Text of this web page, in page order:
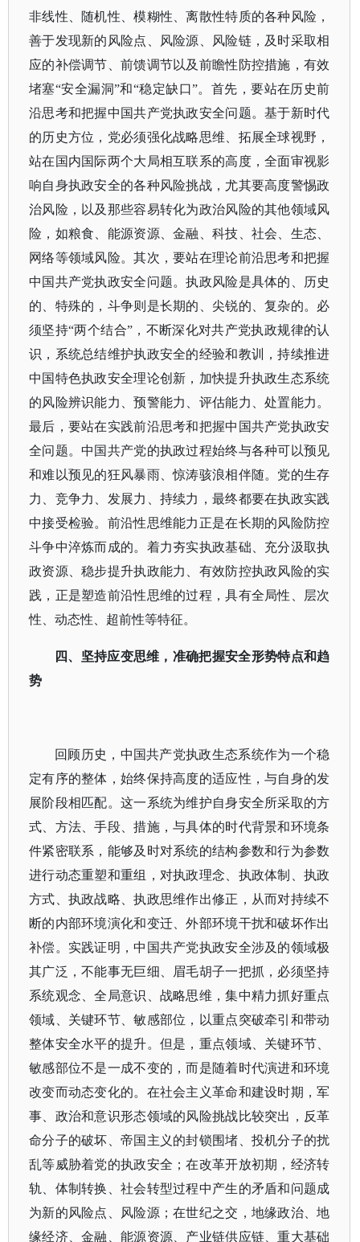
非线性、随机性、模糊性、离散性特质的各种风险，
善于发现新的风险点、风险源、风险链，及时采取相
应的补偿调节、前馈调节以及前瞻性防控措施，有效
堵塞“安全漏洞”和“稳定缺口”。首先，要站在历史前
沿思考和把握中国共产党执政安全问题。基于新时代
的历史方位，党必须强化战略思维、拓展全球视野，
站在国内国际两个大局相互联系的高度，全面审视影
响自身执政安全的各种风险挑战，尤其要高度警惕政
治风险，以及那些容易转化为政治风险的其他领域风
险，如粮食、能源资源、金融、科技、社会、生态、
网络等领域风险。其次，要站在理论前沿思考和把握
中国共产党执政安全问题。执政风险是具体的、历史
的、特殊的，斗争则是长期的、尖锐的、复杂的。必
须坚持“两个结合”，不断深化对共产党执政规律的认
识，系统总结维护执政安全的经验和教训，持续推进
中国特色执政安全理论创新，加快提升执政生态系统
的风险辨识能力、预警能力、评估能力、处置能力。
最后，要站在实践前沿思考和把握中国共产党执政安
全问题。中国共产党的执政过程始终与各种可以预见
和难以预见的狂风暴雨、惊涛骇浪相伴随。党的生存
力、竞争力、发展力、持续力，最终都要在执政实践
中接受检验。前沿性思维能力正是在长期的风险防控
斗争中淬炼而成的。着力夯实执政基础、充分汲取执
政资源、稳步提升执政能力、有效防控执政风险的实
践，正是塑造前沿性思维的过程，具有全局性、层次
性、动态性、超前性等特征。
四、坚持应变思维，准确把握安全形势特点和趋
势
回顾历史，中国共产党执政生态系统作为一个稳
定有序的整体，始终保持高度的适应性，与自身的发
展阶段相匹配。这一系统为维护自身安全所采取的方
式、方法、手段、措施，与具体的时代背景和环境条
件紧密联系，能够及时对系统的结构参数和行为参数
进行动态重塑和重组，对执政理念、执政体制、执政
方式、执政战略、执政思维作出修正，从而对持续不
断的内部环境演化和变迁、外部环境干扰和破坏作出
补偿。实践证明，中国共产党执政安全涉及的领域极
其广泛，不能事无巨细、眉毛胡子一把抓，必须坚持
系统观念、全局意识、战略思维，集中精力抓好重点
领域、关键环节、敏感部位，以重点突破牵引和带动
整体安全水平的提升。但是，重点领域、关键环节、
敏感部位不是一成不变的，而是随着时代演进和环境
改变而动态变化的。在社会主义革命和建设时期，军
事、政治和意识形态领域的风险挑战比较突出，反革
命分子的破坏、帝国主义的封锁围堵、投机分子的扰
乱等威胁着党的执政安全；在改革开放初期，经济转
轨、体制转换、社会转型过程中产生的矛盾和问题成
为新的风险点、风险源；在世纪之交，地缘政治、地
缘经济、金融、能源资源、产业链供应链、重大基础